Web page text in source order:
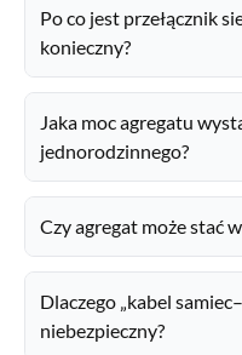
Po co jest przełącznik
konieczny?
Jaka moc agregatu
jednorodzinnego?
Czy agregat może stać
Dlaczego „kabel
niebezpieczny?